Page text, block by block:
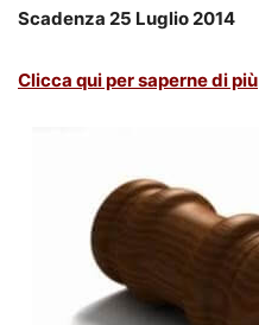
Scadenza 25 Luglio 2014
Clicca qui per saperne di più